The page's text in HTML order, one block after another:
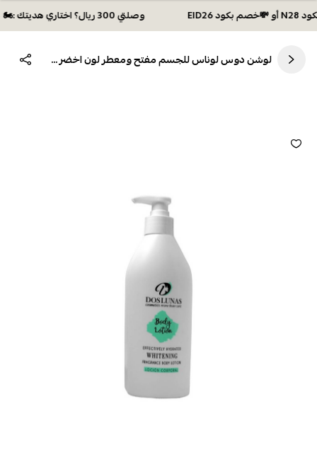
وصلتي 300 ريال؟ اختاري هديتك :🏍 شحن مجاني بكود N28 أو 💸خصم بكود EID26
لوشن دوس لوناس للجسم مفتح ومعطر لون اخضر 300 مل